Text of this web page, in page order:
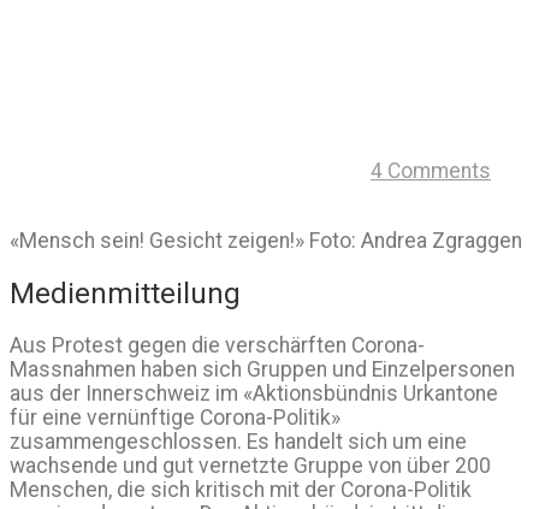
4 Comments
«Mensch sein! Gesicht zeigen!» Foto: Andrea Zgraggen
Medienmitteilung
Aus Protest gegen die verschärften Corona-
Massnahmen haben sich Gruppen und Einzelpersonen
aus der Innerschweiz im «Aktionsbündnis Urkantone
für eine vernünftige Corona-Politik»
zusammengeschlossen. Es handelt sich um eine
wachsende und gut vernetzte Gruppe von über 200
Menschen, die sich kritisch mit der Corona-Politik